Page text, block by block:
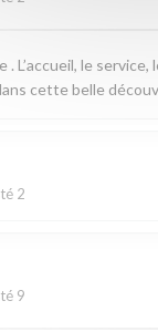
L’accueil, le
cette belle
2
9